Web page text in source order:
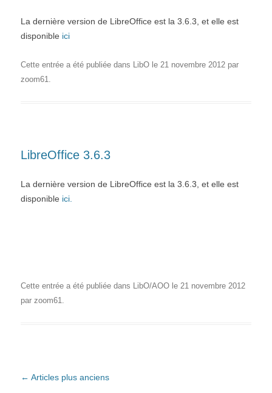
La dernière version de LibreOffice est la 3.6.3, et elle est
disponible ici
Cette entrée a été publiée dans LibO le 21 novembre 2012 par
zoom61.
LibreOffice 3.6.3
La dernière version de LibreOffice est la 3.6.3, et elle est
disponible ici.
Cette entrée a été publiée dans LibO/AOO le 21 novembre 2012
par zoom61.
Navigation des articles
← Articles plus anciens